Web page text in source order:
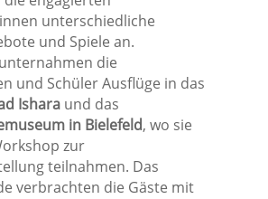
unterschiedliche
und Spiele an.
die
und Schüler Ausflüge in das
Isharaund das
in Bielefeld, wo sie
zur
teilnahmen. Das
verbrachten die Gäste mit